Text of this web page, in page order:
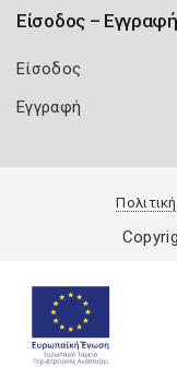
Είσοδος – Εγγραφή
Είσοδος
Εγγραφή